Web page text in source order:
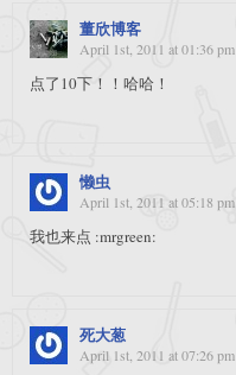
董欣博客
April 1st, 2011 at 01:36 pm
点了10下！！哈哈！
懒虫
April 1st, 2011 at 05:18 pm
我也来点 :mrgreen:
死大葱
April 1st, 2011 at 07:26 pm